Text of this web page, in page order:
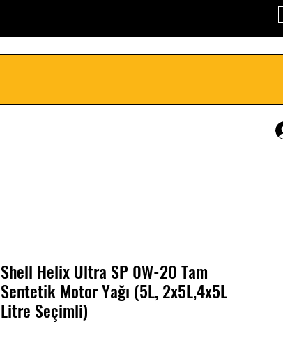
Shell Helix Ultra SP 0W-20 Tam
Sentetik Motor Yağı (5L, 2x5L,4x5L
Litre Seçimli)